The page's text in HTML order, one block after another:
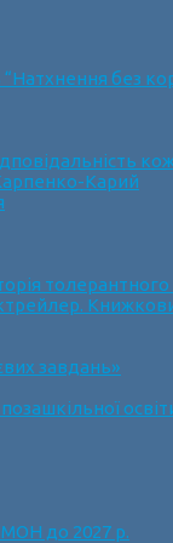
без
Карий
завдань»
МОН до 2027 р.